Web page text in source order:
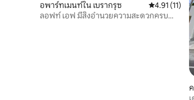
อพาร์ทเมนท์ใน เบรากรุซ คะแนนเฉลี่ย
4.91 (11)
ลอฟท์ เอฟ มีสิ่งอำนวยความสะดวกครบ